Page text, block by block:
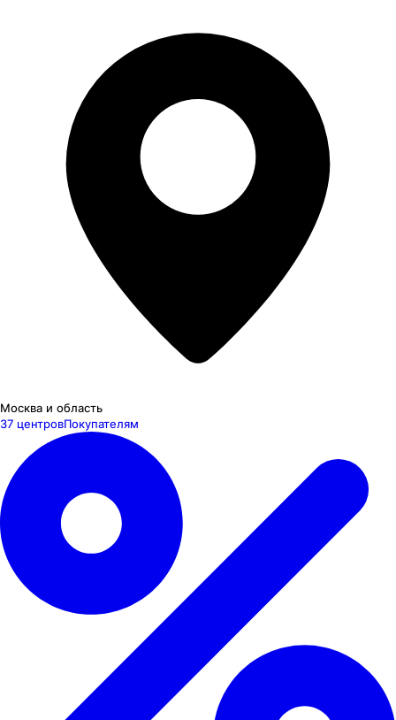
Москва и область
37 центровПокупателям